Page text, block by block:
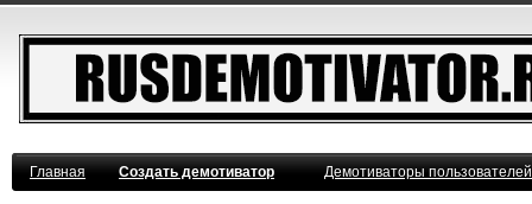
Главная Создать демотиватор Демотиваторы